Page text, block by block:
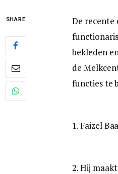
SHARE
De recente
bekleden
de
functies te
1. Faizel
2. Hij